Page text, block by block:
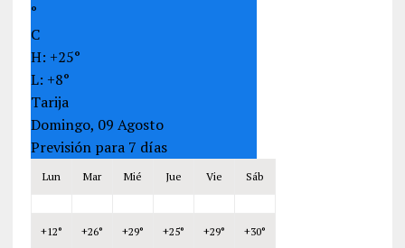
°
C
H: +25°
L: +8°
Tarija
Domingo, 09 Agosto
Previsión para 7 días
Lun Mar Mié Jue Vie Sáb
+12° +26° +29° +25° +29° +30°